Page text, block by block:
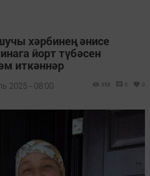
хәрбинең әнисе
йорт түбәсен
иткәннәр
2025 - 08:00 358 0 0